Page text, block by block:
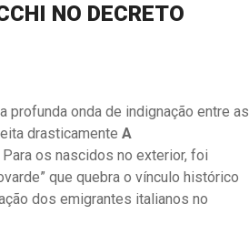
NO DECRETO
onda de indignação entre as
drasticamente A
Para os nascidos no exterior, foi
que quebra o vínculo histórico
dos emigrantes italianos no